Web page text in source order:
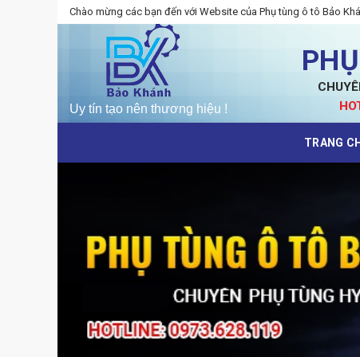
Skip
to
Chào mừng các bạn đến với Website của Phụ tùng ô tô Bảo
TRANG